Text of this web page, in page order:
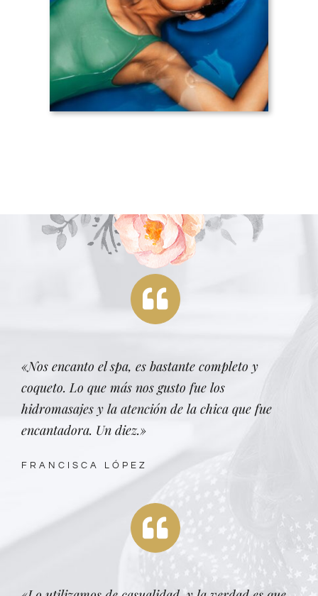
«Nos encanto el spa, es bastante completo y
coqueto. Lo que más nos gusto fue los
hidromasajes y la atención de la chica que fue
encantadora. Un diez.»
FRANCISCA LÓPEZ